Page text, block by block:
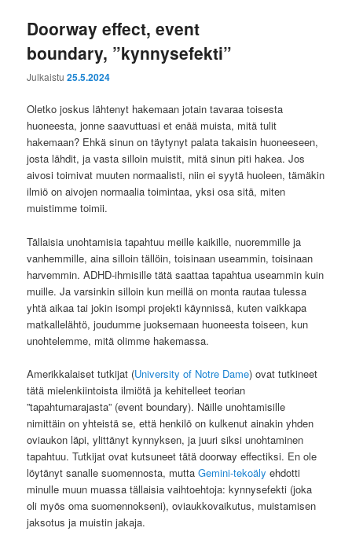
Doorway effect, event
boundary, ”kynnysefekti”
Julkaistu25.5.2024
Oletko joskus lähtenyt hakemaan jotain tavaraa toisesta
huoneesta, jonne saavuttuasi et enää muista, mitä tulit
hakemaan? Ehkä sinun on täytynyt palata takaisin huoneeseen,
josta lähdit, ja vasta silloin muistit, mitä sinun piti hakea. Jos
aivosi toimivat muuten normaalisti, niin ei syytä huoleen, tämäkin
ilmiö on aivojen normaalia toimintaa, yksi osa sitä, miten
muistimme toimii.
Tällaisia unohtamisia tapahtuu meille kaikille, nuoremmille ja
vanhemmille, aina silloin tällöin, toisinaan useammin, toisinaan
harvemmin. ADHD-ihmisille tätä saattaa tapahtua useammin kuin
muille. Ja varsinkin silloin kun meillä on monta rautaa tulessa
yhtä aikaa tai jokin isompi projekti käynnissä, kuten vaikkapa
matkallelähtö, joudumme juoksemaan huoneesta toiseen, kun
unohtelemme, mitä olimme hakemassa.
Amerikkalaiset tutkijat (University of Notre Dame) ovat tutkineet
tätä mielenkiintoista ilmiötä ja kehitelleet teorian
”tapahtumarajasta” (event boundary). Näille unohtamisille
nimittäin on yhteistä se, että henkilö on kulkenut ainakin yhden
oviaukon läpi, ylittänyt kynnyksen, ja juuri siksi unohtaminen
tapahtuu. Tutkijat ovat kutsuneet tätä doorway effectiksi. En ole
löytänyt sanalle suomennosta, muttaGemini-tekoäly ehdotti
minulle muun muassa tällaisia vaihtoehtoja: kynnysefekti (joka
oli myös oma suomennokseni), oviaukkovaikutus, muistamisen
jaksotus ja muistin jakaja.